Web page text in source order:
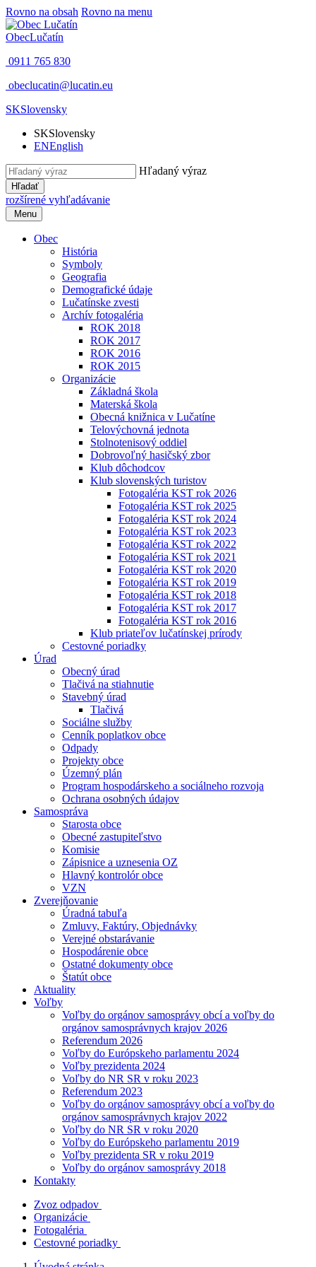
Rovno na obsah Rovno na menu
ObecLučatín
0911 765 830
obeclucatin@lucatin.eu
SKSlovensky
SKSlovensky
ENEnglish
Hľadaný výraz
Hľadať
rozšírené vyhľadávanie
Menu
Obec
História
Symboly
Geografia
Demografické údaje
Lučatínske zvesti
Archív fotogaléria
ROK 2018
ROK 2017
ROK 2016
ROK 2015
Organizácie
Základná škola
Materská škola
Obecná knižnica v Lučatíne
Telovýchovná jednota
Stolnotenisový oddiel
Dobrovoľný hasičský zbor
Klub dôchodcov
Klub slovenských turistov
Fotogaléria KST rok 2026
Fotogaléria KST rok 2025
Fotogaléria KST rok 2024
Fotogaléria KST rok 2023
Fotogaléria KST rok 2022
Fotogaléria KST rok 2021
Fotogaléria KST rok 2020
Fotogaléria KST rok 2019
Fotogaléria KST rok 2018
Fotogaléria KST rok 2017
Fotogaléria KST rok 2016
Klub priateľov lučatínskej prírody
Cestovné poriadky
Úrad
Obecný úrad
Tlačivá na stiahnutie
Stavebný úrad
Tlačivá
Sociálne služby
Cenník poplatkov obce
Odpady
Projekty obce
Územný plán
Program hospodárskeho a sociálneho rozvoja
Ochrana osobných údajov
Samospráva
Starosta obce
Obecné zastupiteľstvo
Komisie
Zápisnice a uznesenia OZ
Hlavný kontrolór obce
VZN
Zverejňovanie
Úradná tabuľa
Zmluvy, Faktúry, Objednávky
Verejné obstarávanie
Hospodárenie obce
Ostatné dokumenty obce
Štatút obce
Aktuality
Voľby
Voľby do orgánov samosprávy obcí a voľby do
orgánov samosprávnych krajov 2026
Referendum 2026
Voľby do Európskeho parlamentu 2024
Voľby prezidenta 2024
Voľby do NR SR v roku 2023
Referendum 2023
Voľby do orgánov samosprávy obcí a voľby do
orgánov samosprávnych krajov 2022
Voľby do NR SR v roku 2020
Voľby do Európskeho parlamentu 2019
Voľby prezidenta SR v roku 2019
Voľby do orgánov samosprávy 2018
Kontakty
Zvoz odpadov
Organizácie
Fotogaléria
Cestovné poriadky